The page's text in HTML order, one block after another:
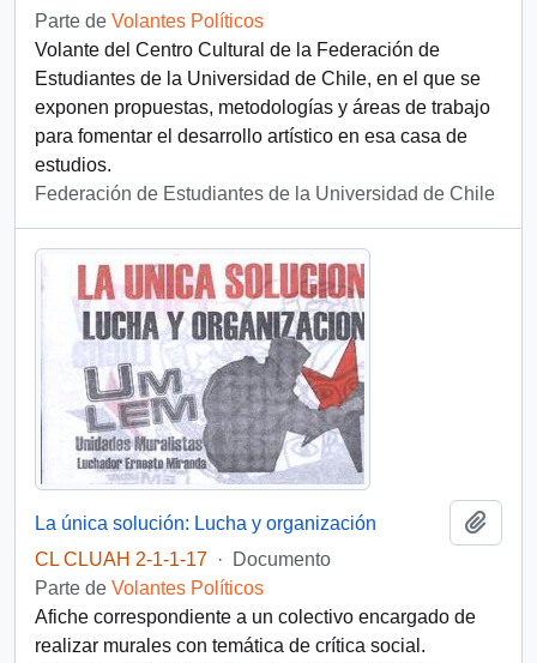
Parte de Volantes Políticos
Volante del Centro Cultural de la Federación de
Estudiantes de la Universidad de Chile, en el que se
exponen propuestas, metodologías y áreas de trabajo
para fomentar el desarrollo artístico en esa casa de
estudios.
Federación de Estudiantes de la Universidad de Chile
La única solución: Lucha y organización
CL CLUAH 2-1-1-17 ·
Documento
Parte de Volantes Políticos
Afiche correspondiente a un colectivo encargado de
realizar murales con temática de crítica social.